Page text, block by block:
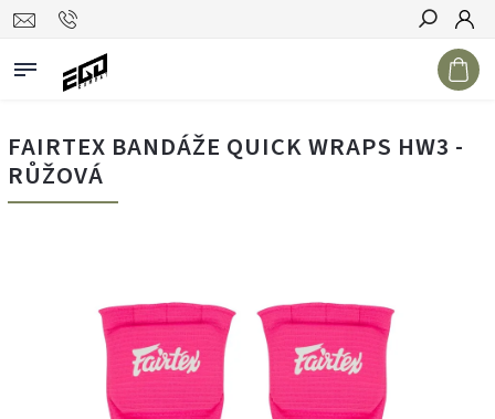
Hledat
FAIRTEX BANDÁŽE QUICK WRAPS HW3 -
RŮŽOVÁ